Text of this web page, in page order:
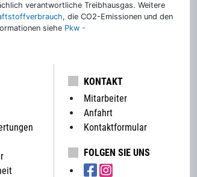
verantwortliche Treibhausgas. Weitere
, die CO2-Emissionen und den
siehe Pkw -
KONTAKT
Mitarbeiter
Anfahrt
Kontaktformular
FOLGEN SIE UNS